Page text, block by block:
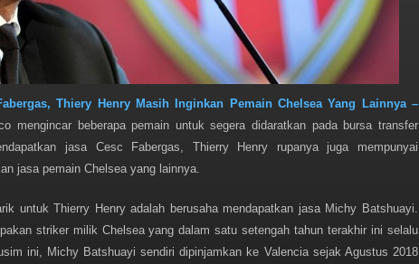
Thiery Henry Masih Inginkan Pemain Chelsea Yang Lainnya –
mengincar beberapa pemain untuk segera didaratkan pada bursa transfer
jasa Cesc Fabergas, Thierry Henry rupanya juga mempunyai
jasa pemain Chelsea yang lainnya.
untuk Thierry Henry adalah berusaha mendapatkan jasa Michy Batshuayi.
striker milik Chelsea yang dalam satu setengah tahun terakhir ini selalu
ini, Michy Batshuayi sendiri dipinjamkan ke Valencia sejak Agustus 2018